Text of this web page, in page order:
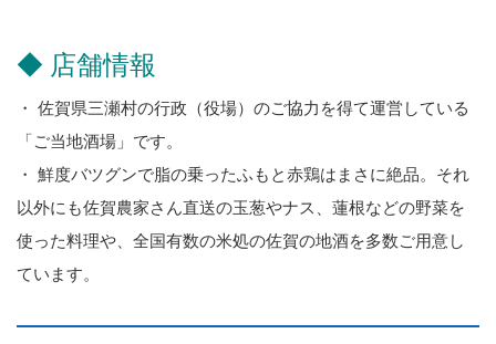
◆ 店舗情報
・ 佐賀県三瀬村の行政（役場）のご協力を得て運営している
「ご当地酒場」です。
・ 鮮度バツグンで脂の乗ったふもと赤鶏はまさに絶品。それ
以外にも佐賀農家さん直送の玉葱やナス、蓮根などの野菜を
使った料理や、全国有数の米処の佐賀の地酒を多数ご用意し
ています。